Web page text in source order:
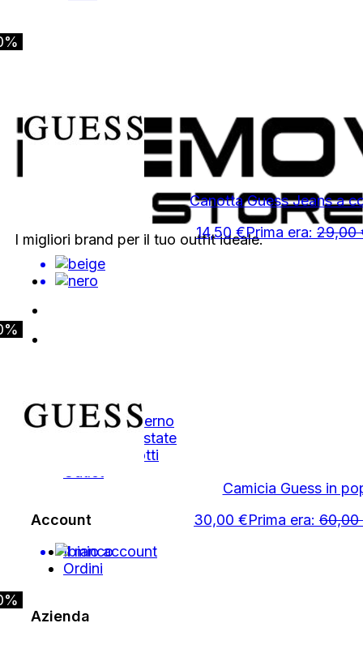
Canotta Guess Jeans a
14,50 €Prima era: 29,00
Camicia Guess in
30,00 €Prima era: 60,00
I migliori brand per il tuo outfit ideale.
Autunno Inverno
Primavera Estate
Tutti i Prodotti
Account
Il mio account
Ordini
Azienda